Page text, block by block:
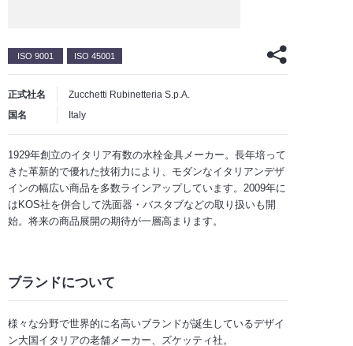
ISO 9001 ISO 45001
正式社名
Zucchetti Rubinetteria S.p.A.
国名
Italy
1929年創立のイタリア有数の水栓金具メーカー。長年培って
きた革新的で優れた技術力により、モダンなイタリアンデザ
インの幅広い商品を多数ラインアップしています。2009年に
はKOS社を併合して洗面器・バスタブなどの取り扱いも開
始。将来の商品展開の期待が一層高まります。
ブランドについて
様々な分野で世界的に名高いブランドが誕生しているデザイ
ン大国イタリアの老舗メーカー、ズケッティ社。